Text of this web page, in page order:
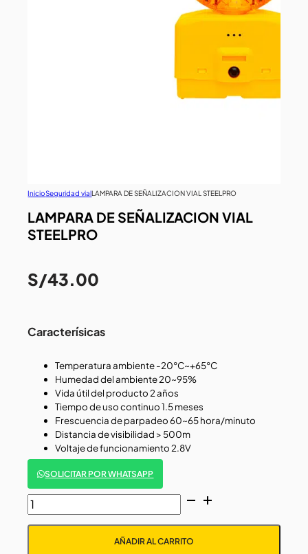
InicioSeguridad vialLAMPARA DE SEÑALIZACION VIAL STEELPRO
LAMPARA DE SEÑALIZACION VIAL
STEELPRO
S/43.00
Caracterísicas
Temperatura ambiente -20°C~+65°C
Humedad del ambiente 20~95%
Vida útil del producto 2 años
Tiempo de uso continuo 1.5 meses
Frescuencia de parpadeo 60~65 hora/minuto
Distancia de visibilidad > 500m
Voltaje de funcionamiento 2.8V
SOLICITAR POR WHATSAPP
LAMPARA
DE
AÑADIR AL CARRITO